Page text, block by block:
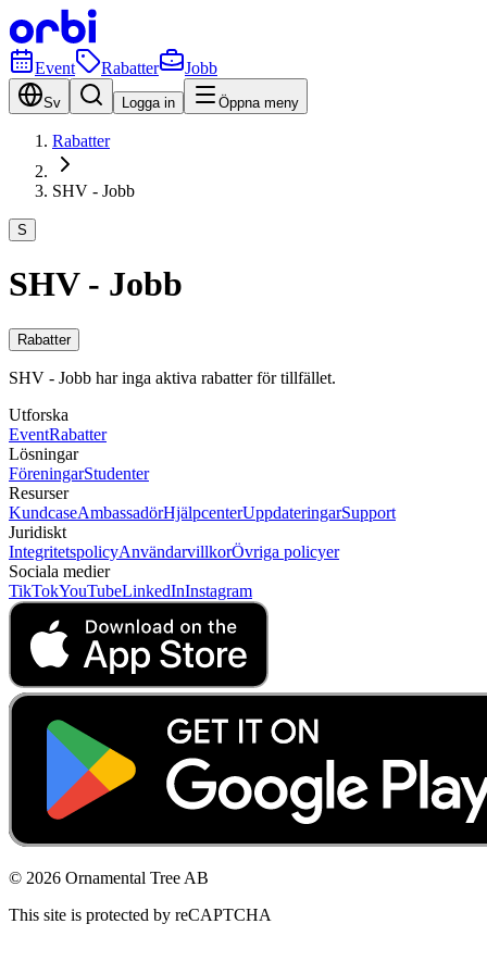
Event Rabatter Jobb
Sv Logga in Öppna meny
Rabatter
SHV - Jobb
S
SHV - Jobb
Rabatter
SHV - Jobb har inga aktiva rabatter för tillfället.
Utforska
EventRabatter
Lösningar
FöreningarStudenter
Resurser
KundcaseAmbassadörHjälpcenterUppdateringarSupport
Juridiskt
IntegritetspolicyAnvändarvillkorÖvriga policyer
Sociala medier
TikTokYouTubeLinkedInInstagram
© 2026 Ornamental Tree AB
This site is protected by reCAPTCHA